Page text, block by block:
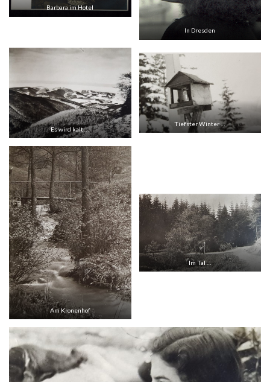
Barbara im Hotel
In Dresden
Es wird kalt …
Tiefster Winter …
Am Kronenhof
Im Tal …